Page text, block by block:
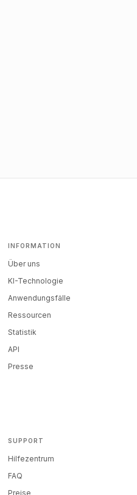
INFORMATION
Über uns
KI-Technologie
Anwendungsfälle
Ressourcen
Statistik
API
Presse
SUPPORT
Hilfezentrum
FAQ
Preise